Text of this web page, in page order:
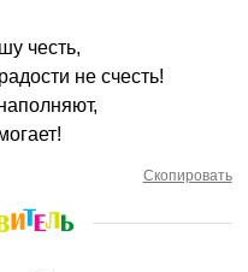
честь,
не счесть!
Скопировать